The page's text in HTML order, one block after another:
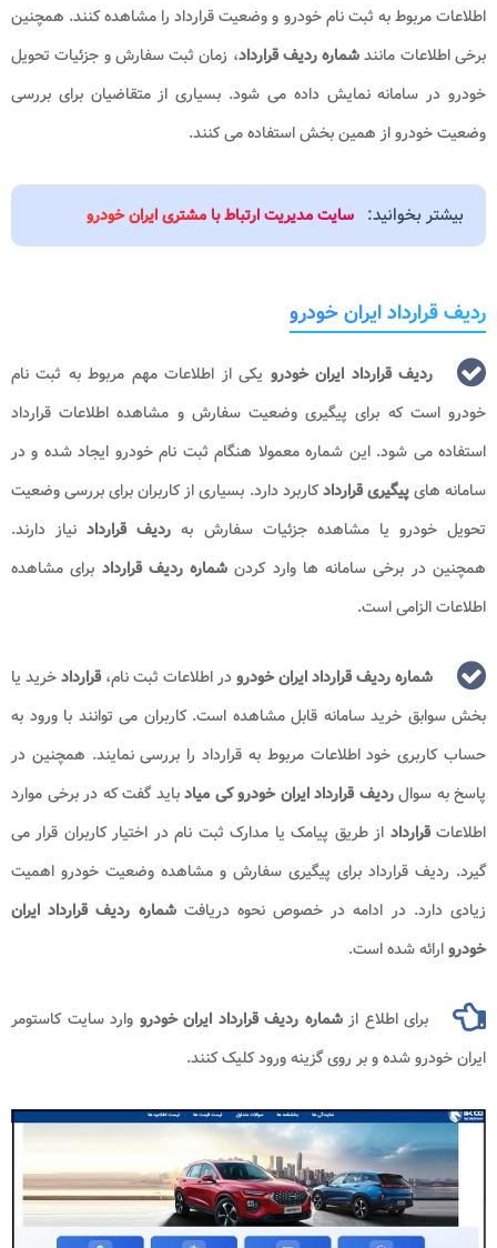
اطلاعات مربوط به ثبت نام خودرو و وضعیت قرارداد را مشاهده کنند. همچنین
برخی اطلاعات مانندشماره ردیف قرارداد، زمان ثبت سفارش و جزئیات تحویل
خودرو در سامانه نمایش داده می شود. بسیاری از متقاضیان برای بررسی
وضعیت خودرو از همین بخش استفاده می کنند.
بیشتر بخوانید: سایت مدیریت ارتباط با مشتری ایران خودرو
ردیف قرارداد ایران خودرو
ردیف قرارداد ایران خودرو یکی از اطلاعات مهم مربوط به ثبت نام
خودرو است که برای پیگیری وضعیت سفارش و مشاهده اطلاعات قرارداد
استفاده می شود. این شماره معمولا هنگام ثبت نام خودرو ایجاد شده و در
سامانه هایپیگیری قراردادکاربرد دارد. بسیاری از کاربران برای بررسی وضعیت
تحویل خودرو یا مشاهده جزئیات سفارش به ردیف قراردادنیاز دارند.
همچنین در برخی سامانه ها وارد کردن شماره ردیف قرارداد برای مشاهده
اطلاعات الزامی است.
شماره ردیف قرارداد ایران خودرودر اطلاعات ثبت نام،قراردادخرید یا
بخش سوابق خرید سامانه قابل مشاهده است. کاربران می توانند با ورود به
حساب کاربری خود اطلاعات مربوط به قرارداد را بررسی نمایند. همچنین در
پاسخ به سوالردیف قرارداد ایران خودرو کی میادباید گفت که در برخی موارد
اطلاعاتقرارداد از طریق پیامک یا مدارک ثبت نام در اختیار کاربران قرار می
گیرد. ردیف قرارداد برای پیگیری سفارش و مشاهده وضعیت خودرو اهمیت
زیادی دارد. در ادامه در خصوص نحوه دریافت شماره ردیف قرارداد ایران
خودروارائه شده است.
برای اطلاع ازشماره ردیف قرارداد ایران خودرو وارد سایت کاستومر
ایران خودرو شده و بر روی گزینه ورود کلیک کنند.